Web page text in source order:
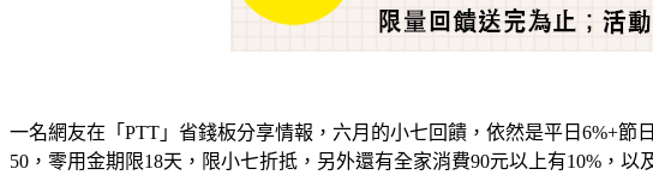
一名網友在「PTT」省錢板分享情報，六月的小七回饋，依然是平日6%+節
50，零用金期限18天，限小七折抵，另外還有全家消費90元以上有10%，以